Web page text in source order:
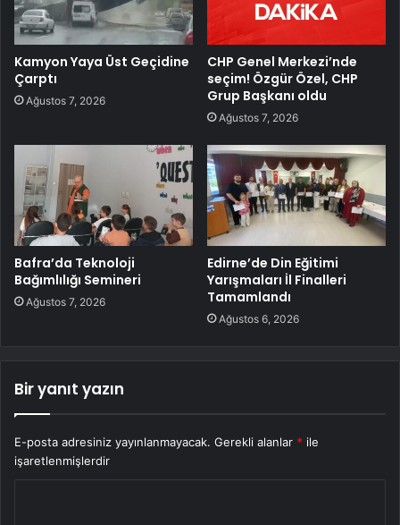
Kamyon Yaya Üst Geçidine
Çarptı
Ağustos 7, 2026
CHP Genel Merkezi’nde
seçim! Özgür Özel, CHP
Grup Başkanı oldu
Ağustos 7, 2026
Bafra’da Teknoloji
Bağımlılığı Semineri
Ağustos 7, 2026
Edirne’de Din Eğitimi
Yarışmaları İl Finalleri
Tamamlandı
Ağustos 6, 2026
Bir yanıt yazın
E-posta adresiniz yayınlanmayacak. Gerekli alanlar * ile
işaretlenmişlerdir